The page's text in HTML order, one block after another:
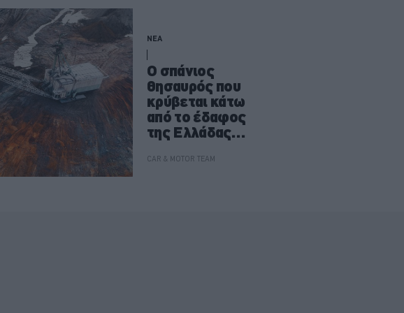
ΝΕΑ
O σπάνιος
θησαυρός που
κρύβεται κάτω
από το έδαφος
της Ελλάδας
CAR & MOTOR TEAM